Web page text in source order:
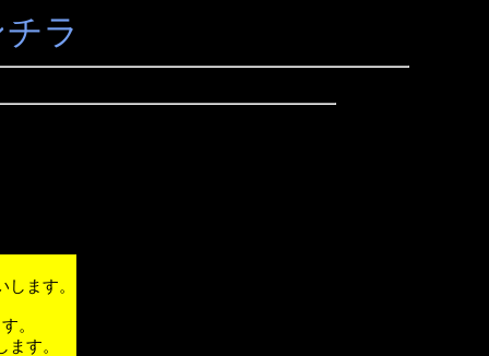
ラ
ます。
。
す。